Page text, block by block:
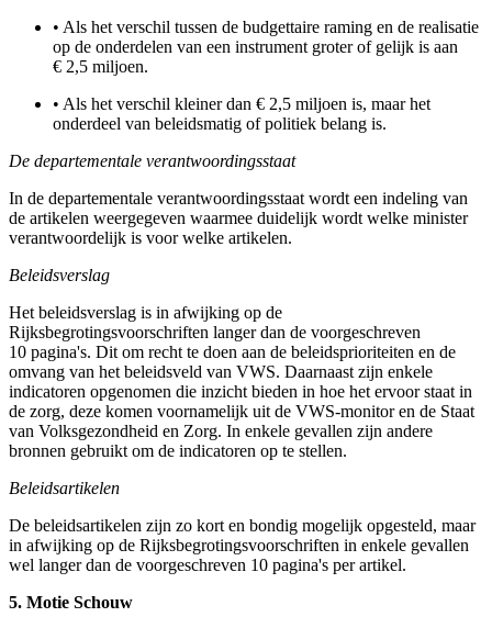
• Als het verschil tussen de budgettaire raming en de realisatie
op de onderdelen van een instrument groter of gelijk is aan
€ 2,5 miljoen.
• Als het verschil kleiner dan € 2,5 miljoen is, maar het
onderdeel van beleidsmatig of politiek belang is.
De departementale verantwoordingsstaat
In de departementale verantwoordingsstaat wordt een indeling van
de artikelen weergegeven waarmee duidelijk wordt welke minister
verantwoordelijk is voor welke artikelen.
Beleidsverslag
Het beleidsverslag is in afwijking op de
Rijksbegrotingsvoorschriften langer dan de voorgeschreven
10 pagina's. Dit om recht te doen aan de beleidsprioriteiten en de
omvang van het beleidsveld van VWS. Daarnaast zijn enkele
indicatoren opgenomen die inzicht bieden in hoe het ervoor staat in
de zorg, deze komen voornamelijk uit de VWS-monitor en de Staat
van Volksgezondheid en Zorg. In enkele gevallen zijn andere
bronnen gebruikt om de indicatoren op te stellen.
Beleidsartikelen
De beleidsartikelen zijn zo kort en bondig mogelijk opgesteld, maar
in afwijking op de Rijksbegrotingsvoorschriften in enkele gevallen
wel langer dan de voorgeschreven 10 pagina's per artikel.
5. Motie Schouw